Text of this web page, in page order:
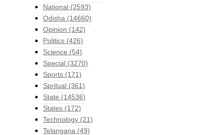
National (2593)
Odisha (14660)
Opinion (142)
Politics (426)
Science (54)
Special (3270)
Sports (171)
Spritual (361)
State (14536)
States (172)
Technology (21)
Telangana (49)